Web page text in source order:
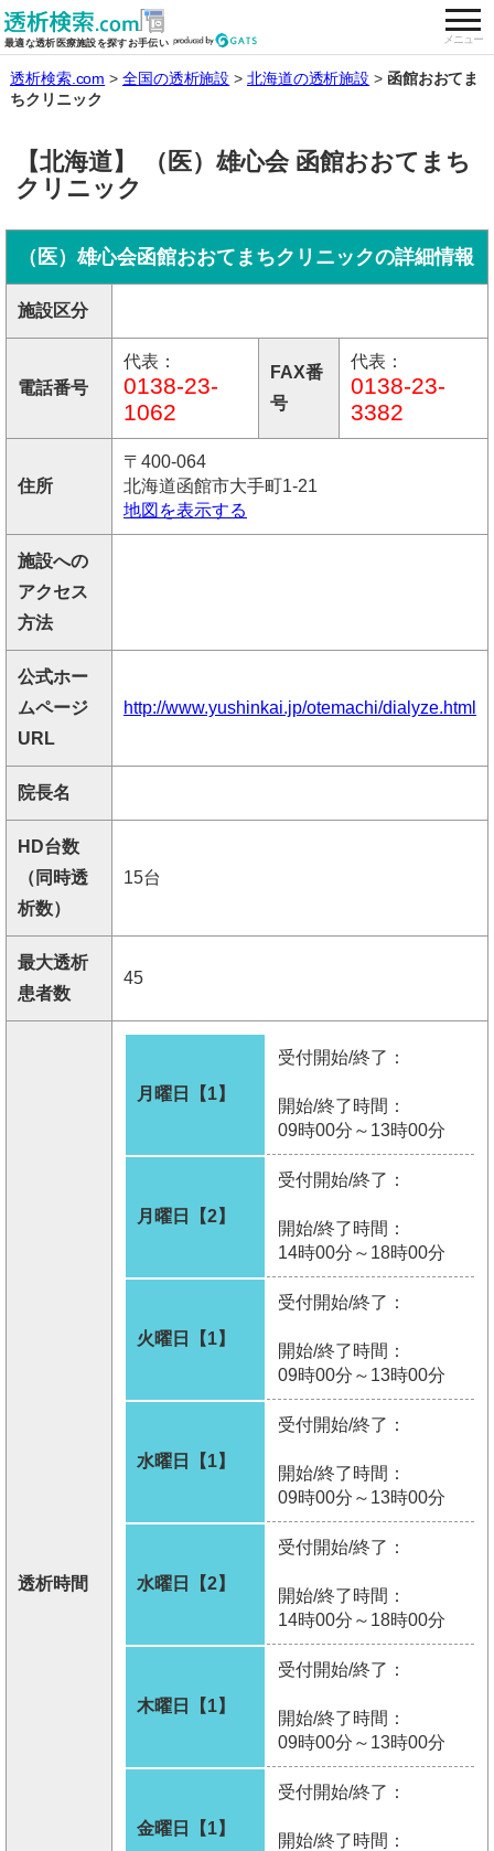
最適な透析医療施設を探すお手伝い メニュー
全国の透析施設を検索する
透析検索.com 全国の透析施設 北海道の透析施設
函館おおてま
ちクリニック
【北海道】 （医）雄心会 函館おおてまち
クリニック
（医）雄心会函館おおてまちクリニックの詳細情報
施設区分
電話番号
代表：
0138-23-
1062
FAX番
号
代表：
0138-23-
3382
住所
〒400-064
北海道函館市大手町1-21
地図を表示する
施設への
アクセス
方法
公式ホー
ムページ
URL
http://www.yushinkai.jp/otemachi/dialyze.html
院長名
HD台数
（同時透
析数）
15台
最大透析
患者数
45
透析時間
月曜日【1】
受付開始/終了：
開始/終了時間：
09時00分～13時00分
月曜日【2】
受付開始/終了：
開始/終了時間：
14時00分～18時00分
火曜日【1】
受付開始/終了：
開始/終了時間：
09時00分～13時00分
水曜日【1】
受付開始/終了：
開始/終了時間：
09時00分～13時00分
水曜日【2】
受付開始/終了：
開始/終了時間：
14時00分～18時00分
木曜日【1】
受付開始/終了：
開始/終了時間：
09時00分～13時00分
金曜日【1】
受付開始/終了：
開始/終了時間：